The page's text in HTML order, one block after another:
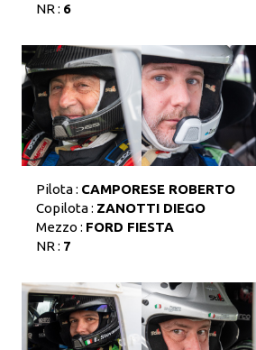
NR : 6
Pilota : CAMPORESE ROBERTO
Copilota : ZANOTTI DIEGO
Mezzo : FORD FIESTA
NR : 7